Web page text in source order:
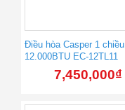
Điều hòa Casper 1 chiều
12.000BTU EC-12TL11
7,450,000₫